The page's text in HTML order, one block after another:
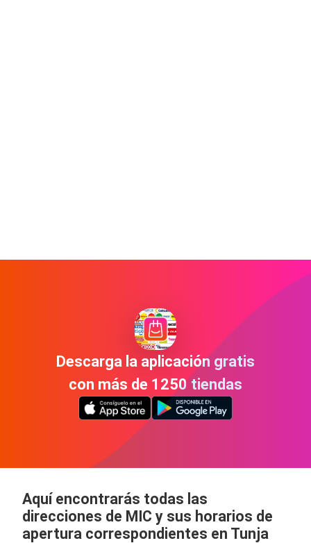
Descarga la aplicación gratis
con más de 1250 tiendas
Aquí encontrarás todas las
direcciones de MIC y sus horarios de
apertura correspondientes en Tunja